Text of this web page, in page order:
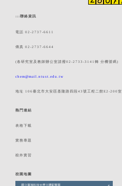
::: 聯絡資訊
電話 02-2737-6611
傳真 02-2737-6644
(各研究室及教師辦公室請撥02-2733-3141轉 分機號碼)
chem@mail.ntust.edu.tw
地址 106臺北市大安區基隆路四段43號工程二館E2-200室
熱門連結
表格下載
實務專題
校外實習
校園地圖